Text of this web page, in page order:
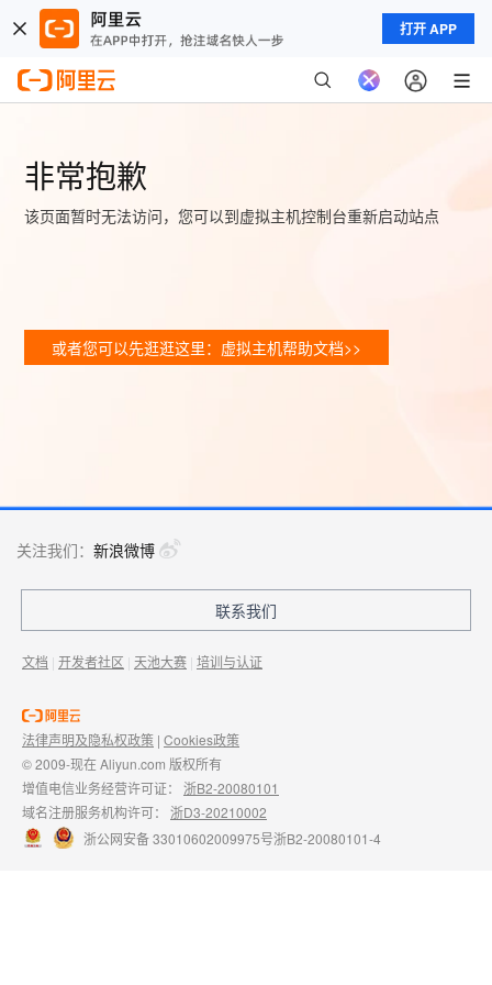
打开 APP
非常抱歉
该页面暂时无法访问，您可以到虚拟主机控制台重新启动站点
或者您可以先逛逛这里：虚拟主机帮助文档>>